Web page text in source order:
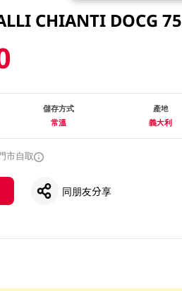
CHIANTI DOCG
儲存方式
常溫
產地
義大利
市自取
同朋友分享